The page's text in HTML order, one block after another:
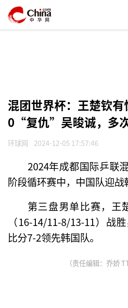
混团世界杯：王楚钦
0“复仇”吴晙诚，多
环球网 2024-12-05 17:57:46
2024年成都国际乒联
阶段循环赛中，中国队迎战
第三盘男单比赛，王
（16-14/11-8/13-11）战
比分7-2领先韩国队。
（责任编辑：乔娇